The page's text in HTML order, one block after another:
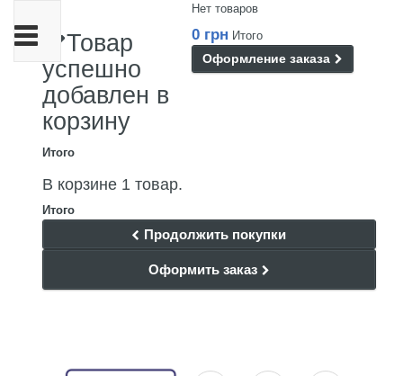
Нет товаров
0 грн Итого
Оформление заказа
Товар
успешно
добавлен в
корзину
Итого
В корзине 1 товар.
Итого
Продолжить покупки
Оформить заказ
Переключить
навигации